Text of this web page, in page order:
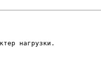
нагрузки.